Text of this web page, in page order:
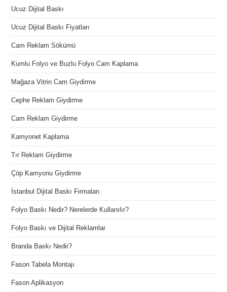
Ucuz Dijital Baskı
Ucuz Dijital Baskı Fiyatları
Cam Reklam Sökümü
Kumlu Folyo ve Buzlu Folyo Cam Kaplama
Mağaza Vitrin Cam Giydirme
Cephe Reklam Giydirme
Cam Reklam Giydirme
Kamyonet Kaplama
Tır Reklam Giydirme
Çöp Kamyonu Giydirme
İstanbul Dijital Baskı Firmaları
Folyo Baskı Nedir? Nerelerde Kullanılır?
Folyo Baskı ve Dijital Reklamlar
Branda Baskı Nedir?
Fason Tabela Montajı
Fason Aplikasyon